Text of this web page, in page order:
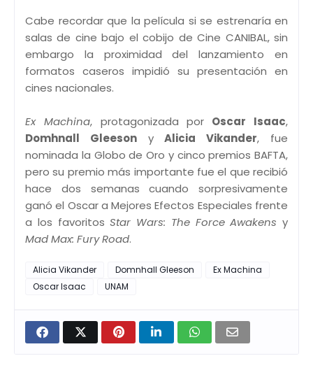
Cabe recordar que la película si se estrenaría en
salas de cine bajo el cobijo de Cine CANIBAL, sin
embargo la proximidad del lanzamiento en
formatos caseros impidió su presentación en
cines nacionales.
Ex Machina, protagonizada por Oscar Isaac,
Domhnall GleesonyAlicia Vikander, fue
nominada la Globo de Oro y cinco premios BAFTA,
pero su premio más importante fue el que recibió
hace dos semanas cuando sorpresivamente
ganó el Oscar a Mejores Efectos Especiales frente
a los favoritosStar Wars: The Force Awakens y
Mad Max: Fury Road.
Alicia Vikander Domnhall Gleeson
Ex Machina
Oscar Isaac
UNAM